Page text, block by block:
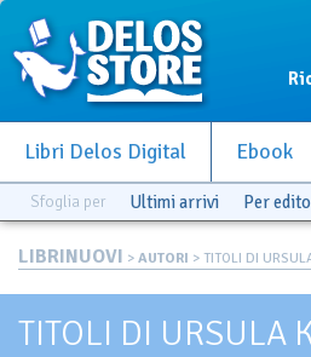
Libri Delos Digital Ebook
Sfoglia per Ultimi arrivi Per
LIBRINUOVI > AUTORI > TITOLI DI
TITOLI DI URSULA